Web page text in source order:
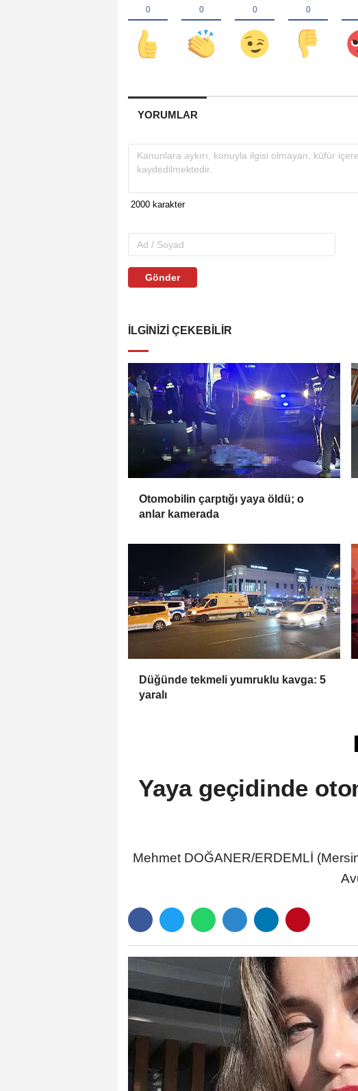
YORUMLAR
Gönder
İLGINIZI ÇEKEBILIR
Otomobilin çarptığı yaya öldü; o
anlar kamerada
Düğünde tekmeli yumruklu kavga: 5
yaralı
Yaya geçidinde
Mehmet DOĞANER/ERDEMLİ